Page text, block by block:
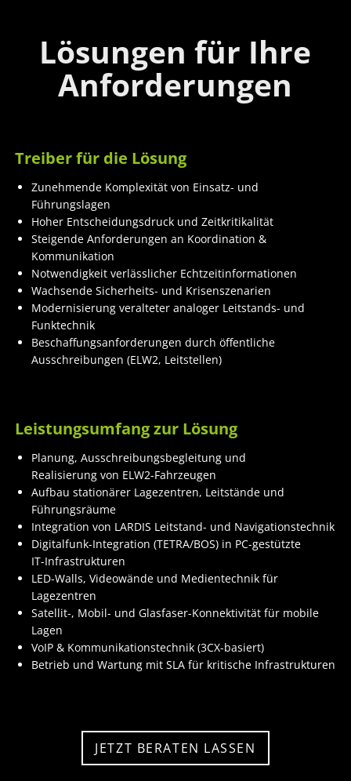
Lösungen für Ihre
Anforderungen
Treiber für die Lösung
Zunehmende Komplexität von Einsatz- und
Führungslagen
Hoher Entscheidungsdruck und Zeitkritikalität
Steigende Anforderungen an Koordination &
Kommunikation
Notwendigkeit verlässlicher Echtzeitinformationen
Wachsende Sicherheits- und Krisenszenarien
Modernisierung veralteter analoger Leitstands- und
Funktechnik
Beschaffungsanforderungen durch öffentliche
Ausschreibungen (ELW2, Leitstellen)
Leistungsumfang zur Lösung
Planung, Ausschreibungsbegleitung und
Realisierung von ELW2-Fahrzeugen
Aufbau stationärer Lagezentren, Leitstände und
Führungsräume
Integration von LARDIS Leitstand- und Navigationstechnik
Digitalfunk-Integration (TETRA/BOS) in PC-gestützte
IT-Infrastrukturen
LED-Walls, Videowände und Medientechnik für
Lagezentren
Satellit-, Mobil- und Glasfaser-Konnektivität für mobile
Lagen
VoIP & Kommunikationstechnik (3CX-basiert)
Betrieb und Wartung mit SLA für kritische Infrastrukturen
JETZT BERATEN LASSEN